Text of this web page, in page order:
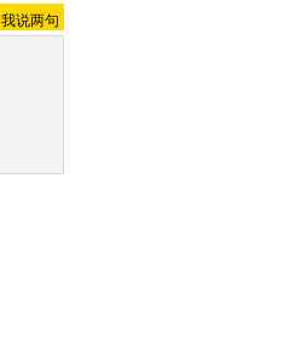
我说两句